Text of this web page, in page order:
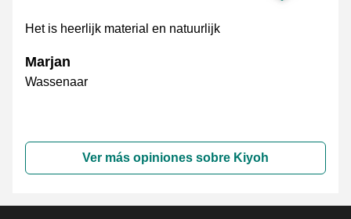
Het is heerlijk material en natuurlijk
Marjan
Wassenaar
Ver más opiniones sobre Kiyoh